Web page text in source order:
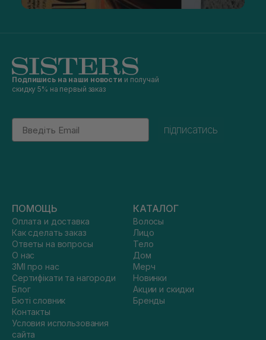
Подпишись на наши новости и получай
скидку 5% на первый заказ
Email
підписатись
ПОМОЩЬ
Оплата и доставка
Как сделать заказ
Ответы на вопросы
О нас
ЗМІ про нас
Сертифікати та нагороди
Блог
Бюті словник
Контакты
Условия использования
сайта
КАТАЛОГ
Волосы
Лицо
Тело
Дом
Мерч
Новинки
Акции и скидки
Бренды